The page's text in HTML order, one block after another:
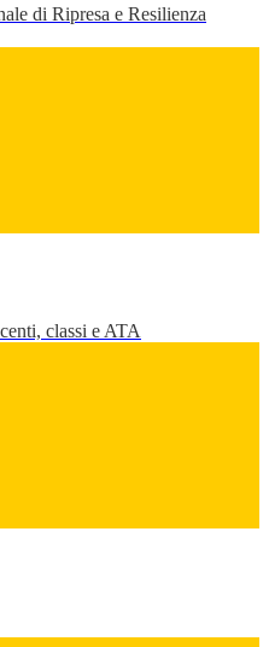
di Ripresa e Resilienza
classi e ATA